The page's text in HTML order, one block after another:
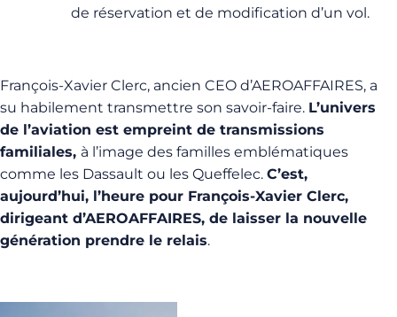
de réservation et de modification d’un vol.
François-Xavier Clerc, ancien CEO d’AEROAFFAIRES, a
su habilement transmettre son savoir-faire. L’univers
de l’aviation est empreint de transmissions
familiales, à l’image des familles emblématiques
comme les Dassault ou les Queffelec. C’est,
aujourd’hui, l’heure pour François-Xavier Clerc,
dirigeant d’AEROAFFAIRES, de laisser la nouvelle
génération prendre le relais.